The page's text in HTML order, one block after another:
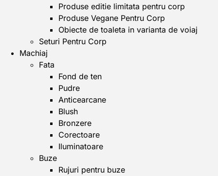
Produse editie limitata pentru corp
Produse Vegane Pentru Corp
Obiecte de toaleta in varianta de voiaj
Seturi Pentru Corp
Machiaj
Fata
Fond de ten
Pudre
Anticearcane
Blush
Bronzere
Corectoare
Iluminatoare
Buze
Rujuri pentru buze